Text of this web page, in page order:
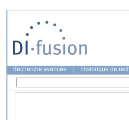
Recherche avancée Historique de